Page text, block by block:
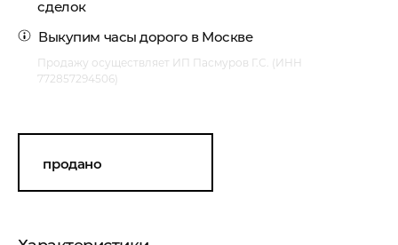
сделок
Выкупим часы дорого в Москве
Продажу осуществляет ИП Пасмуров Г.С. (ИНН
772857294506)
продано